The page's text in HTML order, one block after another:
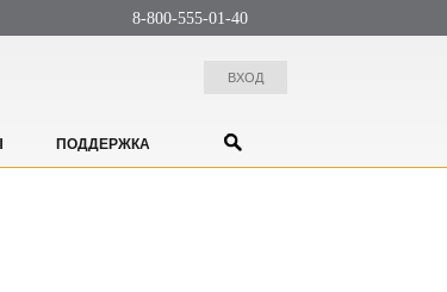
8-800-555-01-40
ВХОД
ПОДДЕРЖКА